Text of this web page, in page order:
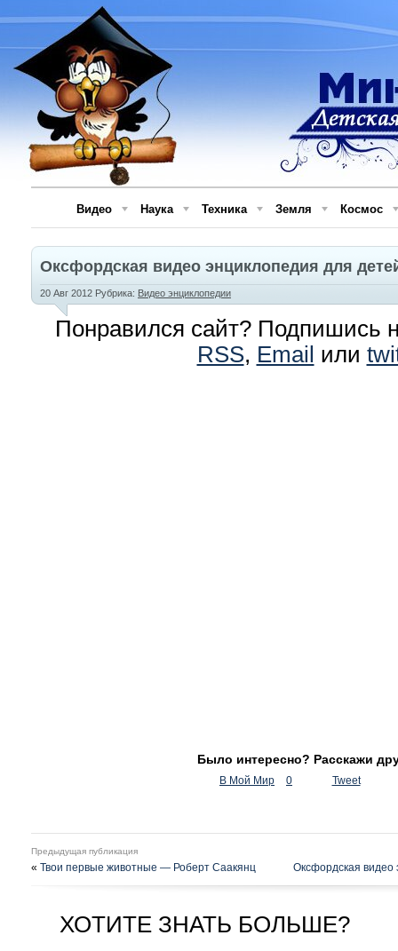
Видео Наука Техника Земля Космос
Оксфордская видео энциклопедия для
20 Авг 2012 Рубрика: Видео энциклопедии
Понравился сайт? Подпишись
RSS, Email или
Было интересно? Расскажи
В Мой Мир 0 Tweet
Предыдущая публикация
« Твои первые животные — Роберт Саакянц Оксфордская видео
ХОТИТЕ ЗНАТЬ БОЛЬШЕ?